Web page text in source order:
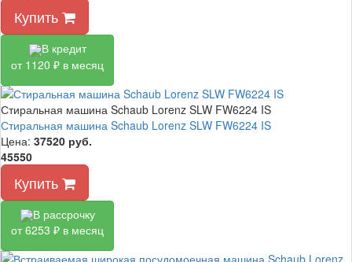
Купить
В кредит
от 1120 ₽ в месяц
Стиральная машина Schaub Lorenz SLW FW6224 IS
Стиральная машина Schaub Lorenz SLW FW6224 IS
Цена: 37520 руб.
45550
Купить
В рассрочку
от 6253 ₽ в месяц